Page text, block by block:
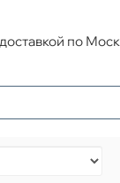
по